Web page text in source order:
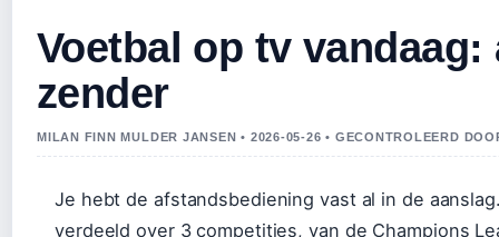
Voetbal op tv
zender
MILAN FINN MULDER JANSEN • 2026-05-26 • GECONTROLEERD
Je hebt de afstandsbediening vast al in de
verdeeld over 3 competities, van de Champions